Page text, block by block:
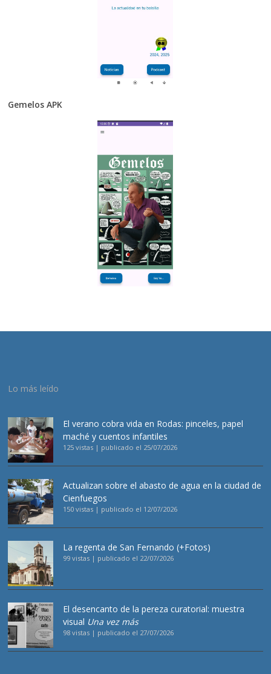
Gemelos APK
Lo más leído
El verano cobra vida en Rodas: pinceles, papel
maché y cuentos infantiles
125 vistas | publicado el 25/07/2026
Actualizan sobre el abasto de agua en la ciudad de
Cienfuegos
150 vistas | publicado el 12/07/2026
La regenta de San Fernando (+Fotos)
99 vistas | publicado el 22/07/2026
El desencanto de la pereza curatorial: muestra
visual Una vez más
98 vistas | publicado el 27/07/2026